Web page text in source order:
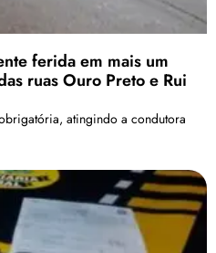
ferida em mais um
ruas Ouro Preto e Rui
atingindo a condutora